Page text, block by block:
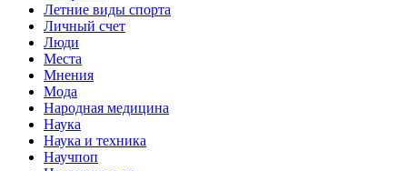
Летние виды спорта
Личный счет
Люди
Места
Мнения
Мода
Народная медицина
Наука
Наука и техника
Научпоп